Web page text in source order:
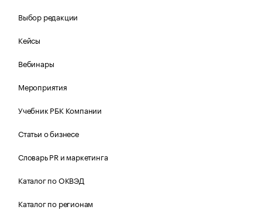
Выбор редакции
Кейсы
Вебинары
Мероприятия
Учебник РБК Компании
Статьи о бизнесе
Словарь PR и маркетинга
Каталог по ОКВЭД
Каталог по регионам